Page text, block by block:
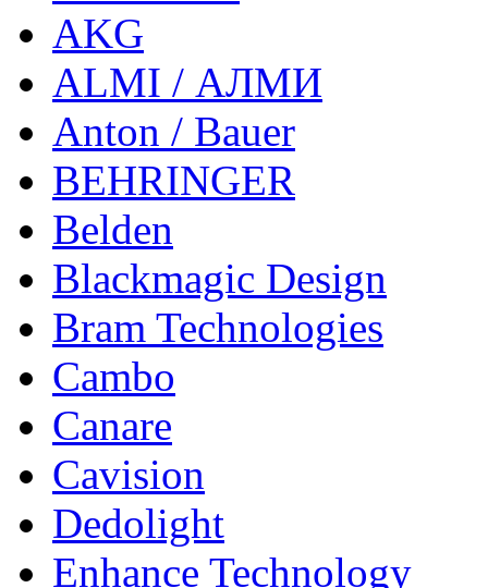
AKG
ALMI / АЛМИ
Anton / Bauer
BEHRINGER
Belden
Blackmagic Design
Bram Technologies
Cambo
Canare
Cavision
Dedolight
Enhance Technology